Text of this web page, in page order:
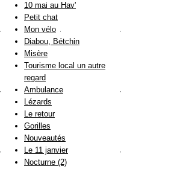
10 mai au Hav'
Petit chat
Mon vélo
Diabou, Bétchin
Misère
Tourisme local un autre
regard
Ambulance
Lézards
Le retour
Gorilles
Nouveautés
Le 11 janvier
Nocturne (2)